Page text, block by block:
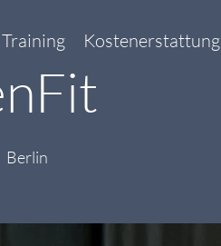
Berlin
Kostenerstattung